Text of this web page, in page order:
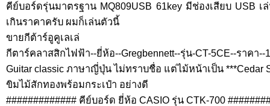
คีย์บอร์ดรุ่นมาตรฐาน MQ809USB 61key มีช่องเสียบ USB
เกินราคาครับ ผมก็เล่นตัวนี้
ขายกีต้าร์อูคูเลเล่
กีตาร์คลาสสิกไฟฟ้า--ยี่ห้อ--Gregbennett--รุ่น-CT-5CE--ราคา--
Guitar classic ภาษาญี่ปุ่น ไม่ทราบชื่อ แต่ไม้หน้าเป็น ***Cedar
ขิมไม้สักทองพร้อมกระเป๋า อย่างดี
############# คีย์บอร์ด ยี่ห้อ CASIO รุ่น CTK-700